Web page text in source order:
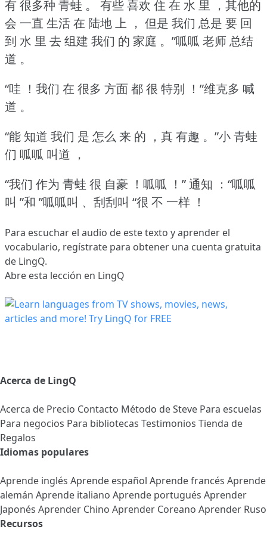
有 很多种 青蛙 。
有些 喜欢 住 在 水 里 ，其他的
会 一直 生活 在 陆地 上 ， 但是 我们 总是 要 回
到 水 里 去 组建 我们 的 家庭 。”呱呱 老师 总结
道 。
“哇 ！我们 在 很多 方面 都 很 特别 ！”维克多 喊
道 。
“能 知道 我们 是 怎么 来 的 ，真 有趣 。”小 青蛙
们 呱呱 叫道 ，
“我们 作为 青蛙 很 自豪 ！呱呱 ！”通知 ：“呱呱
叫 ”和 ”呱呱叫 、刮刮叫 “很 不 一样 ！
Para escuchar el audio de este texto y aprender el
vocabulario, regístrate para obtener una cuenta gratuita
de LingQ.
Abre esta lección en LingQ
Acerca de LingQ
Acerca de Precio Contacto Método de Steve Para escuelas
Para negocios Para bibliotecas Testimonios Tienda de
Regalos
Idiomas populares
Aprende inglés Aprende español Aprende francés Aprende
alemán Aprende italiano Aprende portugués Aprender
Japonés Aprender Chino Aprender Coreano Aprender Ruso
Recursos